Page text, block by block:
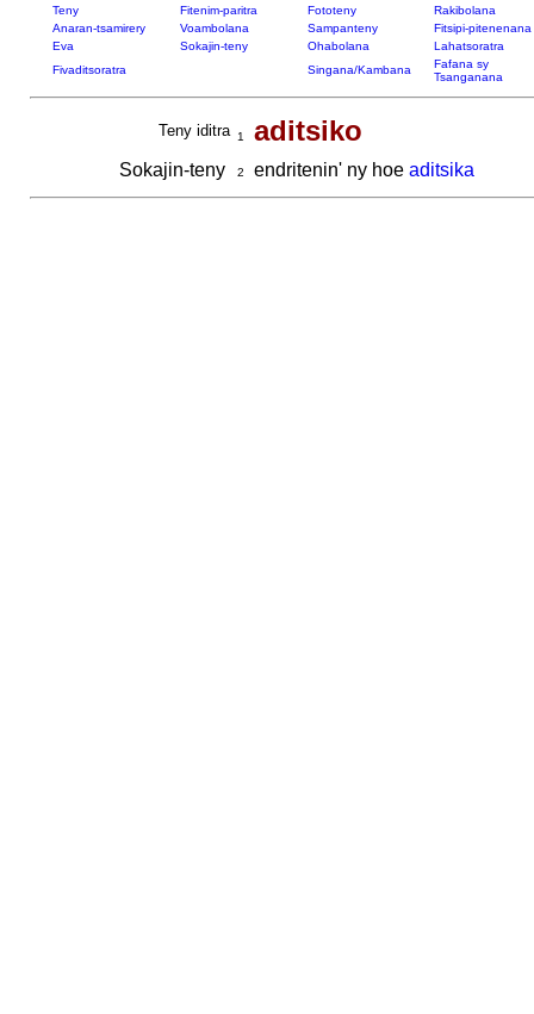
Teny Fitenim-paritra Fototeny
Rakibolana
Anaran-tsamirery
Voambolana Sampanteny
Fitsipi-pitenenana
Eva
Sokajin-teny Ohabolana
Lahatsoratra
Fivaditsoratra
Singana/Kambana
Fafana sy
Tsanganana
Teny iditra 1 aditsiko
Sokajin-teny 2 endritenin' ny hoe aditsika